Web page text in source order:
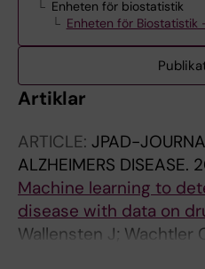
Enheten för biostatistik
Enheten för Biostatistik
Artiklar
ARTICLE: JPAD-
ALZHEIMERS DISEASE.
Machine learning to
disease with data on
Wallensten J; Wachtler
Olofsson A; Kivipelto